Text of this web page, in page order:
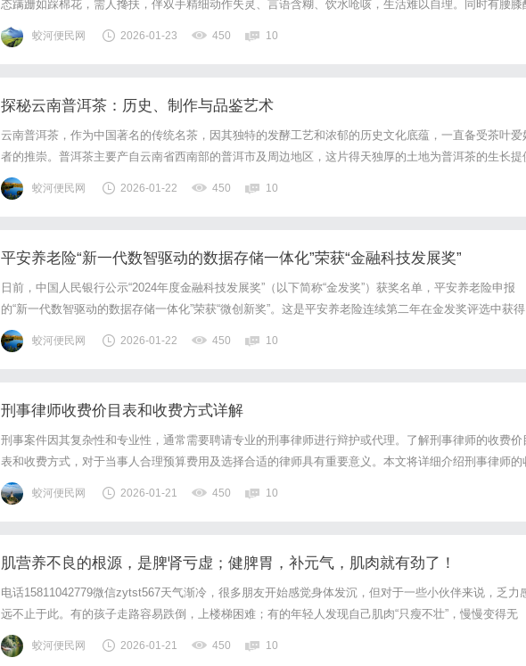
态蹒跚如踩棉花，需人搀扶，伴双手精细动作失灵、言语含糊、饮水呛咳，生活难以自理。同时有腰膝
软、头晕耳鸣、失眠神疲、面色淡白等肝肾亏虚表现，舌淡红苔薄白、脉细弱，辨证为肝肾亏虚、脑髓
足、气血无源，遂拟定针对性方案（具体用量及加减不公开）。【组成】熟地黄，山...
蛟河便民网 2026-01-23 450 10
探秘云南普洱茶：历史、制作与品鉴艺术
云南普洱茶，作为中国著名的传统名茶，因其独特的发酵工艺和浓郁的历史文化底蕴，一直备受茶叶爱
者的推崇。普洱茶主要产自云南省西南部的普洱市及周边地区，这片得天独厚的土地为普洱茶的生长提
了理想的自然环境。其丰富的生物多样性、适宜的气候条件和土壤特性，使得普洱茶叶具有独特的香气
口感。普洱茶的历史可以追溯到数百年前，早在明清时期，普洱茶便是茶马古道上的重要商品，...
蛟河便民网 2026-01-22 450 10
平安养老险“新一代数智驱动的数据存储一体化”荣获“金融科技发展奖”
日前，中国人民银行公示“2024年度金融科技发展奖”（以下简称“金发奖”）获奖名单，平安养老险申报
的“新一代数智驱动的数据存储一体化”荣获“微创新奖”。这是平安养老险连续第二年在金发奖评选中获得
荣誉，深刻体现了公司积极响应国家政策和监管指引，以做好金融五篇大文章为出发点，不断提升业务
续性以及对数据安全的保障，积极践行“金融为民”理念。据了解，金发奖由中国人...
蛟河便民网 2026-01-22 450 10
刑事律师收费价目表和收费方式详解
刑事案件因其复杂性和专业性，通常需要聘请专业的刑事律师进行辩护或代理。了解刑事律师的收费价
表和收费方式，对于当事人合理预算费用及选择合适的律师具有重要意义。本文将详细介绍刑事律师的
费结构及常见的收费方式，帮助读者在法律服务消费中做到心中有数。第一部分，刑事律师收费的基本
构。刑事律师的收费通常根据案件的难易程度、律师的资历和知名度、案件所在地区的经济水平...
蛟河便民网 2026-01-21 450 10
肌营养不良的根源，是脾肾亏虚；健脾胃，补元气，肌肉就有劲了！
电话15811042779微信zytst567天气渐冷，很多朋友开始感觉身体发沉，但对于一些小伙伴来说，乏力
远不止于此。有的孩子走路容易跌倒，上楼梯困难；有的年轻人发现自己肌肉“只瘦不壮”，慢慢变得无
力；还有的朋友眼睑下垂，说话声音都显得气短。这些表现的背后，往往指向同一个问题——肌营养不
良。为什么肌肉会失去力量？根源在于中医所说的“脾肾亏虚”。脾是“后天...
蛟河便民网 2026-01-21 450 10